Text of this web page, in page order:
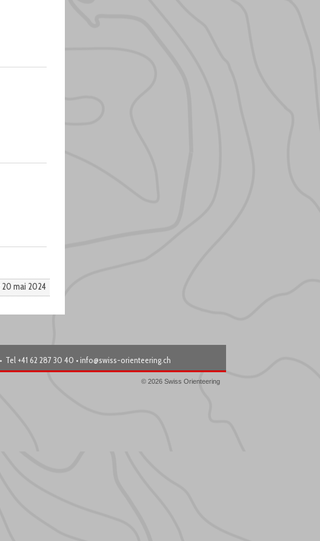
20 mai 2024
+41 62 287 30 40 •info@swiss-orienteering.ch
© 2026 Swiss Orienteering